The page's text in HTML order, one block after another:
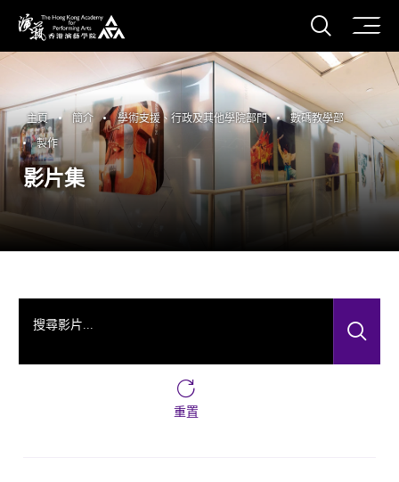
香港演藝學院
打開
主頁 簡介 學術支援、行政及其他學院部門
數碼教學部
製作
影片集
重置